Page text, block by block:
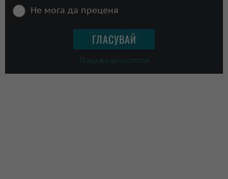
Не мога да преценя
Покажи резултати